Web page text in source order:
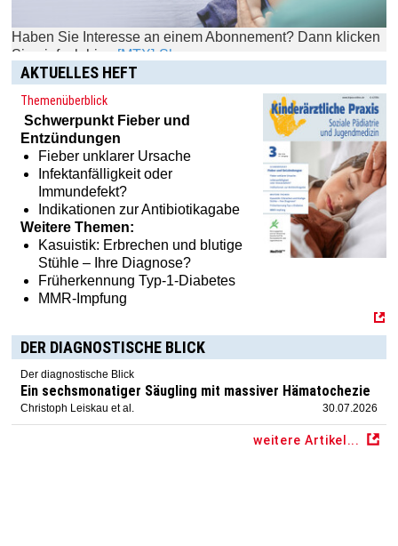
AKTUELLES HEFT
Themenüberblick
Schwerpunkt Fieber und
Entzündungen
Fieber unklarer Ursache
Infektanfälligkeit oder
Immundefekt?
Indikationen zur Antibiotikagabe
Weitere Themen:
Kasuistik: Erbrechen und blutige
Stühle – Ihre Diagnose?
Früherkennung Typ-1-Diabetes
MMR-Impfung
DER DIAGNOSTISCHE BLICK
Der diagnostische Blick
Ein sechsmonatiger Säugling mit massiver Hämatochezie
Christoph Leiskau et al. 30.07.2026
weitere Artikel...